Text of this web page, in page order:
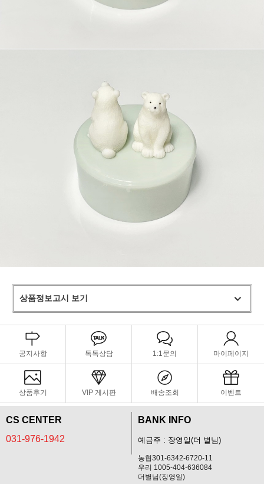
상품정보고시 보기
공지사항 톡톡상담 1:1문의 마이페이지
상품후기 VIP 게시판 배송조회 이벤트
CS CENTER
031-976-1942
BANK INFO
예금주 : 장영일(더 별님)
농협301-6342-6720-11
우리 1005-404-636084
더별님(장영일)